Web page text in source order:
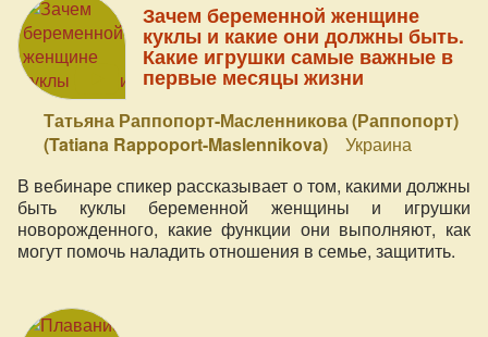
Зачем беременной женщине
куклы и какие они должны быть.
Какие игрушки самые важные в
первые месяцы жизни
Татьяна Раппопорт-Масленникова (Раппопорт)
(Tatiana Rappoport-Maslennikova)
Украина
В вебинаре спикер рассказывает о том, какими должны
быть куклы беременной женщины и игрушки
новорожденного, какие функции они выполняют, как
могут помочь наладить отношения в семье, защитить.